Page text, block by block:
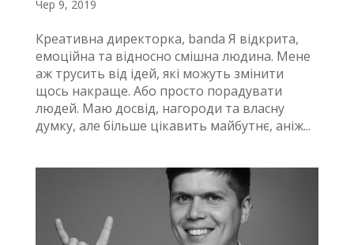
Чер 9, 2019
Креативна директорка, banda Я відкрита,
емоційна та відносно смішна людина. Мене
аж трусить від ідей, які можуть змінити
щось накраще. Або просто порадувати
людей. Маю досвід, нагороди та власну
думку, але більше цікавить майбутнє, аніж...